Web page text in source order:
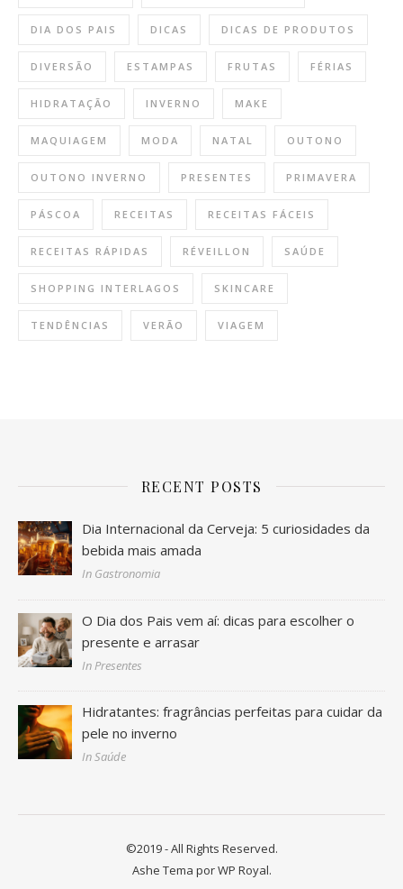
DIA DOS PAIS DICAS DICAS DE PRODUTOS
DIVERSÃO ESTAMPAS FRUTAS FÉRIAS
HIDRATAÇÃO INVERNO MAKE
MAQUIAGEM MODA NATAL OUTONO
OUTONO INVERNO PRESENTES PRIMAVERA
PÁSCOA RECEITAS RECEITAS FÁCEIS
RECEITAS RÁPIDAS RÉVEILLON SAÚDE
SHOPPING INTERLAGOS SKINCARE
TENDÊNCIAS VERÃO VIAGEM
RECENT POSTS
Dia Internacional da Cerveja: 5 curiosidades da
bebida mais amada
In Gastronomia
O Dia dos Pais vem aí: dicas para escolher o
presente e arrasar
In Presentes
Hidratantes: fragrâncias perfeitas para cuidar da
pele no inverno
In Saúde
©2019 - All Rights Reserved.
Ashe Tema porWP Royal.